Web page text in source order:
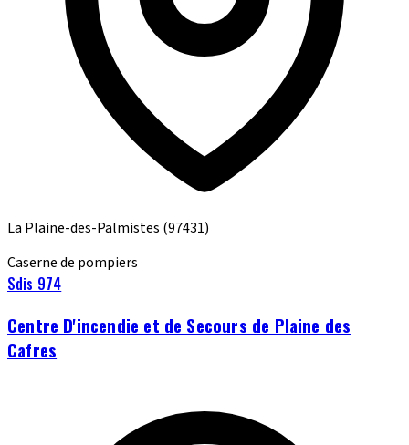
La Plaine-des-Palmistes (97431)
Caserne de pompiers
Sdis 974
Centre D'incendie et de Secours de Plaine des
Cafres